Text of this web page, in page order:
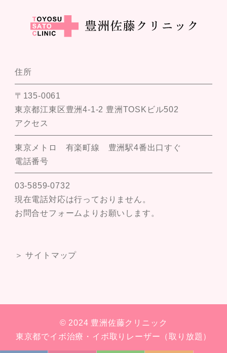
住所
〒135-0061
東京都江東区豊洲4-1-2 豊洲TOSKビル502
アクセス
東京メトロ 有楽町線 豊洲駅4番出口すぐ
電話番号
03-5859-0732
現在電話対応は行っておりません。
お問合せフォームよりお願いします。
＞ サイトマップ
© 2024 豊洲佐藤クリニック
東京都でイボ治療・イボ取りレーザー（取り放題）